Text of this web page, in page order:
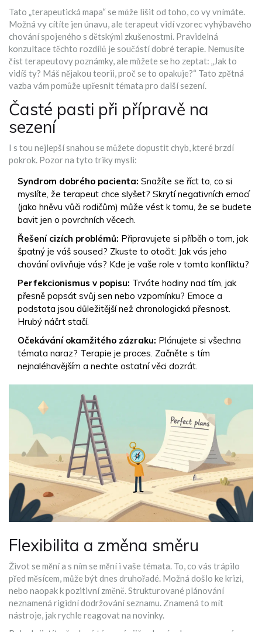
Tato „terapeutická mapa“ se může lišit od toho, co vy vnímáte.
Možná vy cítíte jen únavu, ale terapeut vidí vzorec vyhýbavého
chování spojeného s dětskými zkušenostmi. Pravidelná
konzultace těchto rozdílů je součástí dobré terapie. Nemusíte
číst terapeutovy poznámky, ale můžete se ho zeptat: „Jak to
vidíš ty? Máš nějakou teorii, proč se to opakuje?“ Tato zpětná
vazba vám pomůže upřesnit témata pro další sezení.
Časté pasti při přípravě na
sezení
I s tou nejlepší snahou se můžete dopustit chyb, které brzdí
pokrok. Pozor na tyto triky mysli:
Syndrom dobrého pacienta: Snažíte se říct to, co si
myslíte, že terapeut chce slyšet? Skrytí negativních emocí
(jako hněvu vůči rodičům) může vést k tomu, že se budete
bavit jen o povrchních věcech.
Řešení cizích problémů: Připravujete si příběh o tom, jak
špatný je váš soused? Zkuste to otočit: Jak vás jeho
chování ovlivňuje vás? Kde je vaše role v tomto konfliktu?
Perfekcionismus v popisu: Trváte hodiny nad tím, jak
přesně popsát svůj sen nebo vzpomínku? Emoce a
podstata jsou důležitější než chronologická přesnost.
Hrubý náčrt stačí.
Očekávání okamžitého zázraku: Plánujete si všechna
témata naraz? Terapie je proces. Začněte s tím
nejnaléhavějším a nechte ostatní věci dozrát.
Flexibilita a změna směru
Život se mění a s ním se mění i vaše témata. To, co vás trápilo
před měsícem, může být dnes druhořadé. Možná došlo ke krizi,
nebo naopak k pozitivní změně. Strukturované plánování
neznamená rigidní dodržování seznamu. Znamená to mít
nástroje, jak rychle reagovat na novinky.